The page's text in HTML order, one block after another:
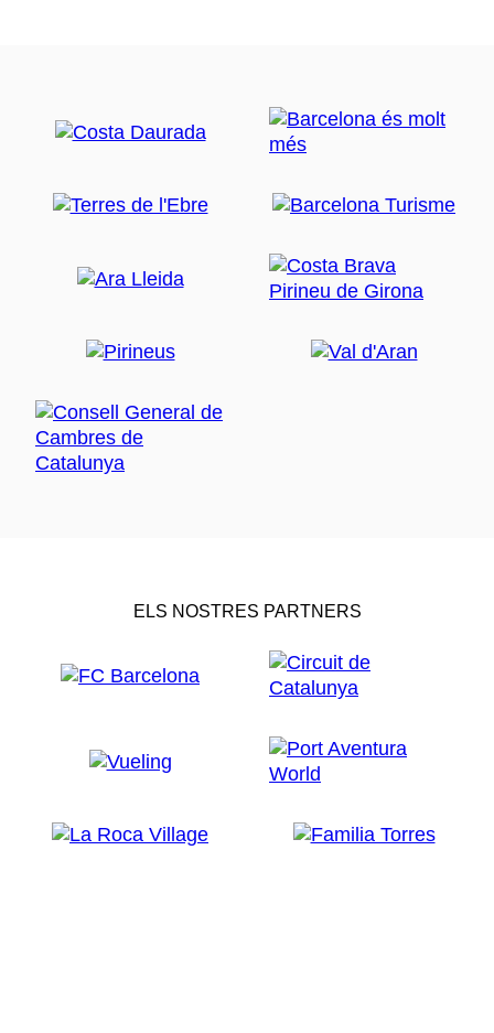
ELS NOSTRES PARTNERS